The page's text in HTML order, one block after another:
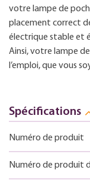
votre lampe de
placement correct
électrique stable et
Ainsi, votre lampe
l’emploi, que vous
Spécifications
Numéro de produit
Numéro de produit